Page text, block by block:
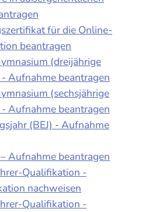
für die Online-
beantragen
(dreijährige
Aufnahme beantragen
(sechsjährige
Aufnahme beantragen
(BEJ) - Aufnahme
Aufnahme beantragen
Qualifikation -
nachweisen
Qualifikation -